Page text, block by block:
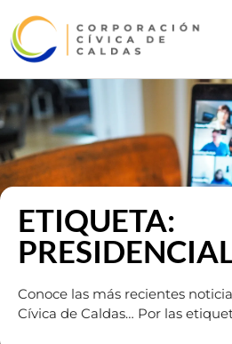
ETIQUETA:
Conoce las más recientes
Cívica de Caldas… Por las